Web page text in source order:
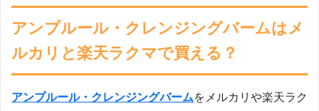
アンプルール・クレンジングバームはメ
ルカリと楽天ラクマで買える？
アンプルール・クレンジングバームをメルカリや楽天ラク